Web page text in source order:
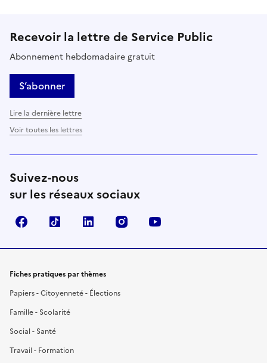
Recevoir la lettre de Service Public
Abonnement hebdomadaire gratuit
S’abonner
Lire la dernière lettre
Voir toutes les lettres
Suivez-nous
sur les réseaux sociaux
FacebookTikTok LinkedIn Instagram
Fiches pratiques par thèmes
Papiers - Citoyenneté - Élections
Famille - Scolarité
Social - Santé
Travail - Formation